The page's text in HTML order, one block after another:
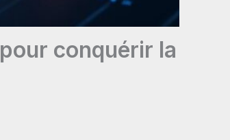
conquérir la